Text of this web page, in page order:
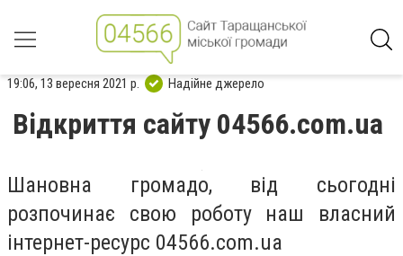
19:06, 13 вересня 2021 р. Надійне джерело
Відкриття сайту 04566.com.ua
Шановна громадо, від сьогодні
розпочинає свою роботу наш власний
інтернет-ресурс 04566.com.ua